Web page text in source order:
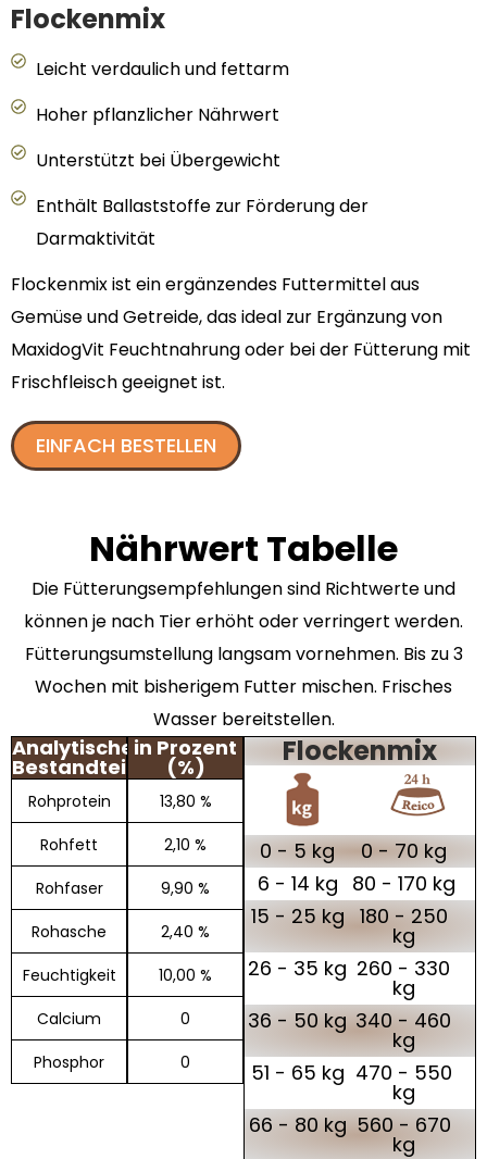
Flockenmix
Leicht verdaulich und fettarm
Hoher pflanzlicher Nährwert
Unterstützt bei Übergewicht
Enthält Ballaststoffe zur Förderung der
Darmaktivität
Flockenmix ist ein ergänzendes Futtermittel aus
Gemüse und Getreide, das ideal zur Ergänzung von
MaxidogVit Feuchtnahrung oder bei der Fütterung mit
Frischfleisch geeignet ist.
EINFACH BESTELLEN
Nährwert Tabelle
Die Fütterungsempfehlungen sind Richtwerte und
können je nach Tier erhöht oder verringert werden.
Fütterungsumstellung langsam vornehmen. Bis zu 3
Wochen mit bisherigem Futter mischen. Frisches
Wasser bereitstellen.
Analytische
Bestandteile
Rohprotein
Rohfett
Rohfaser
Rohasche
Feuchtigkeit
Calcium
Phosphor
in Prozent
(%)
13,80 %
2,10 %
9,90 %
2,40 %
10,00 %
0
0
Flockenmix
0 - 5 kg
0 - 70 kg
6 - 14 kg 80 - 170 kg
15 - 25 kg 180 - 250
kg
26 - 35 kg 260 - 330
kg
36 - 50 kg 340 - 460
kg
51 - 65 kg 470 - 550
kg
66 - 80 kg 560 - 670
kg